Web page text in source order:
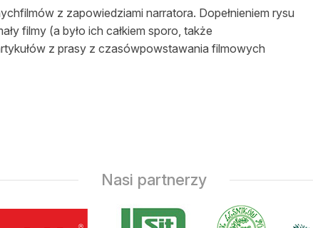
z zapowiedziami narratora. Dopełnieniem rysu
filmy (a było ich całkiem sporo, także
z prasy z czasówpowstawania filmowych
Nasi partnerzy